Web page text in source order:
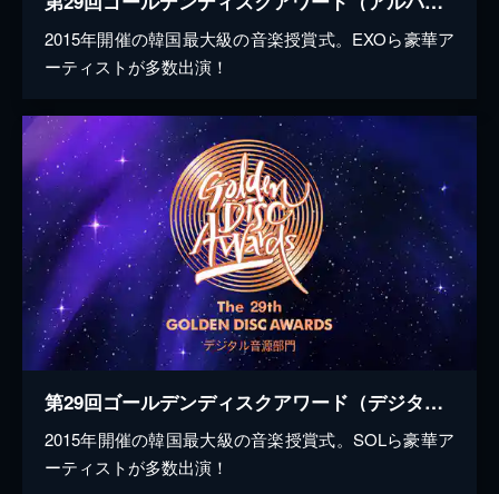
2015年開催の韓国最大級の音楽授賞式。EXOら豪華ア
ーティストが多数出演！
第29回ゴールデンディスクアワード（デジタル音源部門）
2015年開催の韓国最大級の音楽授賞式。SOLら豪華ア
ーティストが多数出演！